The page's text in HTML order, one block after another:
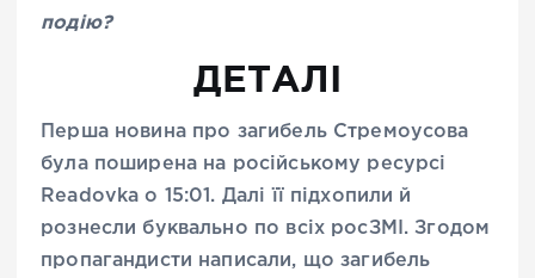
подію?
ДЕТАЛІ
Перша новина про загибель Стремоусова
була поширена на російському ресурсі
Readovka о 15:01. Далі її підхопили й
рознесли буквально по всіх росЗМІ. Згодом
пропагандисти написали, що загибель